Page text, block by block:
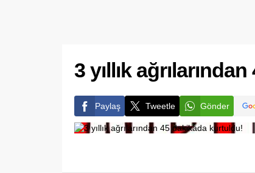
3 yıllık
Paylaş Tweetle Gönder